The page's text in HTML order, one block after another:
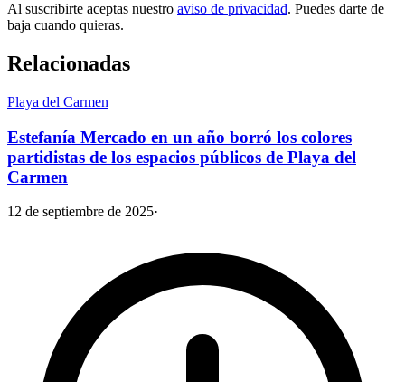
Al suscribirte aceptas nuestro aviso de privacidad. Puedes darte de
baja cuando quieras.
Relacionadas
Playa del Carmen
Estefanía Mercado en un año borró los colores
partidistas de los espacios públicos de Playa del
Carmen
12 de septiembre de 2025·